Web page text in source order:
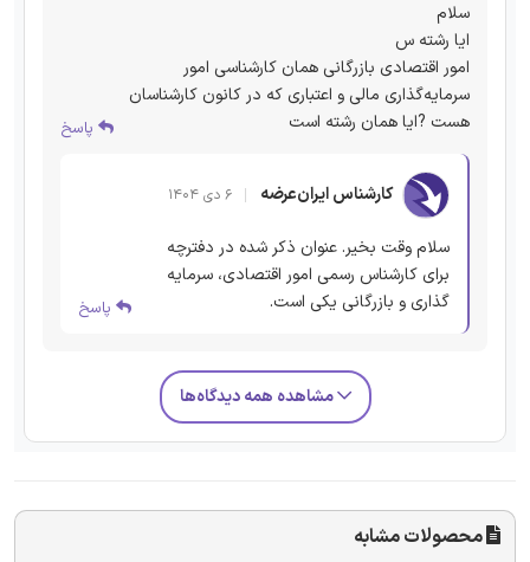
سلام
ایا رشته س
امور اقتصادی بازرگانی همان کارشناسی امور
سرمایه‌گذاری مالی و اعتباری که در کانون کارشناسان
هست ?ایا همان رشته است
پاسخ
کارشناس ایران‌عرضه ۶ دی ۱۴۰۴
سلام وقت بخیر. عنوان ذکر شده در دفترچه
برای کارشناس رسمی امور اقتصادی، سرمایه
گذاری و بازرگانی یکی است.
پاسخ
مشاهده همه دیدگاه‌ها
محصولات مشابه